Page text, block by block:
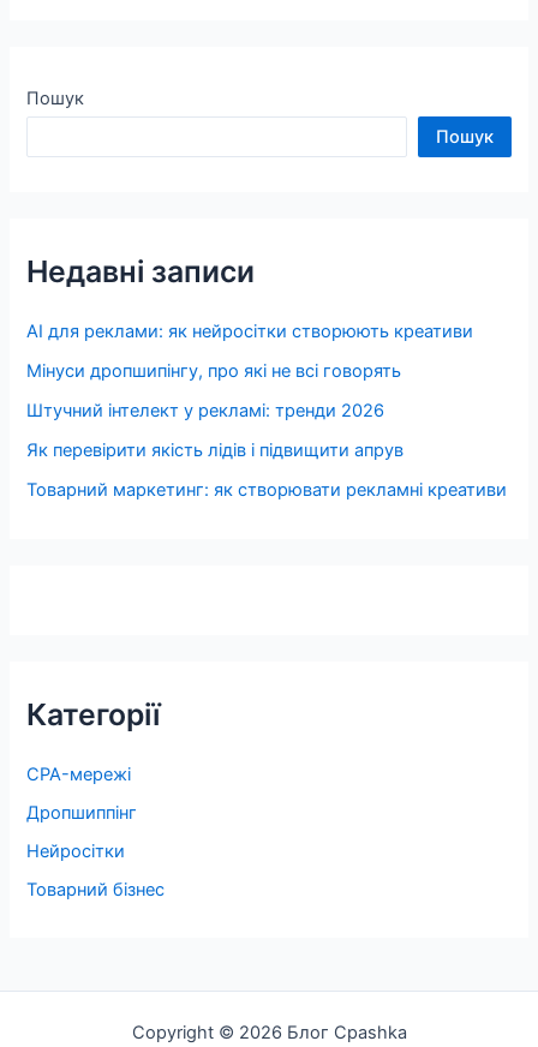
Пошук
Пошук
Недавні записи
AI для реклами: як нейросітки створюють креативи
Мінуси дропшипінгу, про які не всі говорять
Штучний інтелект у рекламі: тренди 2026
Як перевірити якість лідів і підвищити апрув
Товарний маркетинг: як створювати рекламні креативи
Категорії
CPA-мережі
Дропшиппінг
Нейросітки
Товарний бізнес
Copyright © 2026 Блог Cpashka